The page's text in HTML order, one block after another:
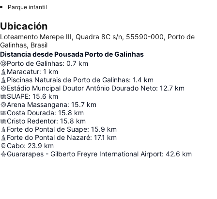
Parque infantil
Ubicación
Loteamento Merepe III, Quadra 8C s/n, 55590-000, Porto de
Galinhas, Brasil
Distancia desde Pousada Porto de Galinhas
Porto de Galinhas: 0.7 km
Maracatur: 1 km
Piscinas Naturais de Porto de Galinhas: 1.4 km
Estádio Muncipal Doutor Antônio Dourado Neto: 12.7 km
SUAPE: 15.6 km
Arena Massangana: 15.7 km
Costa Dourada: 15.8 km
Cristo Redentor: 15.8 km
Forte do Pontal de Suape: 15.9 km
Forte do Pontal de Nazaré: 17.1 km
Cabo: 23.9 km
Guararapes - Gilberto Freyre International Airport: 42.6 km